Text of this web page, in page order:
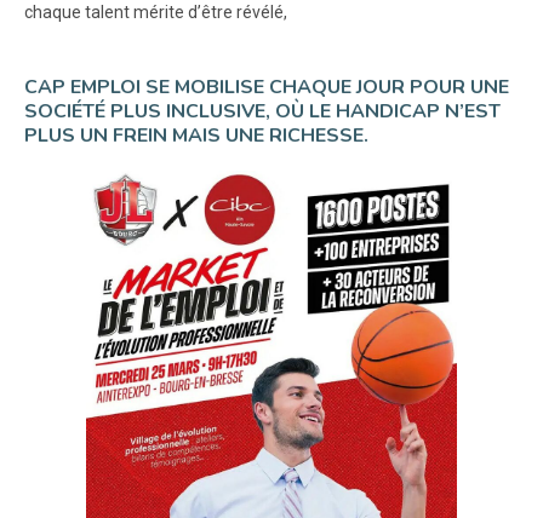
chaque talent mérite d’être révélé,
CAP EMPLOI SE MOBILISE CHAQUE JOUR POUR UNE
SOCIÉTÉ PLUS INCLUSIVE, OÙ LE HANDICAP N’EST
PLUS UN FREIN MAIS UNE RICHESSE.